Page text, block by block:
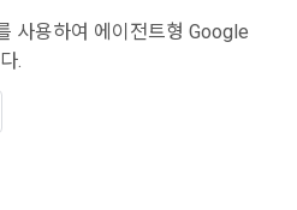
사용하여 에이전트형 Google
.